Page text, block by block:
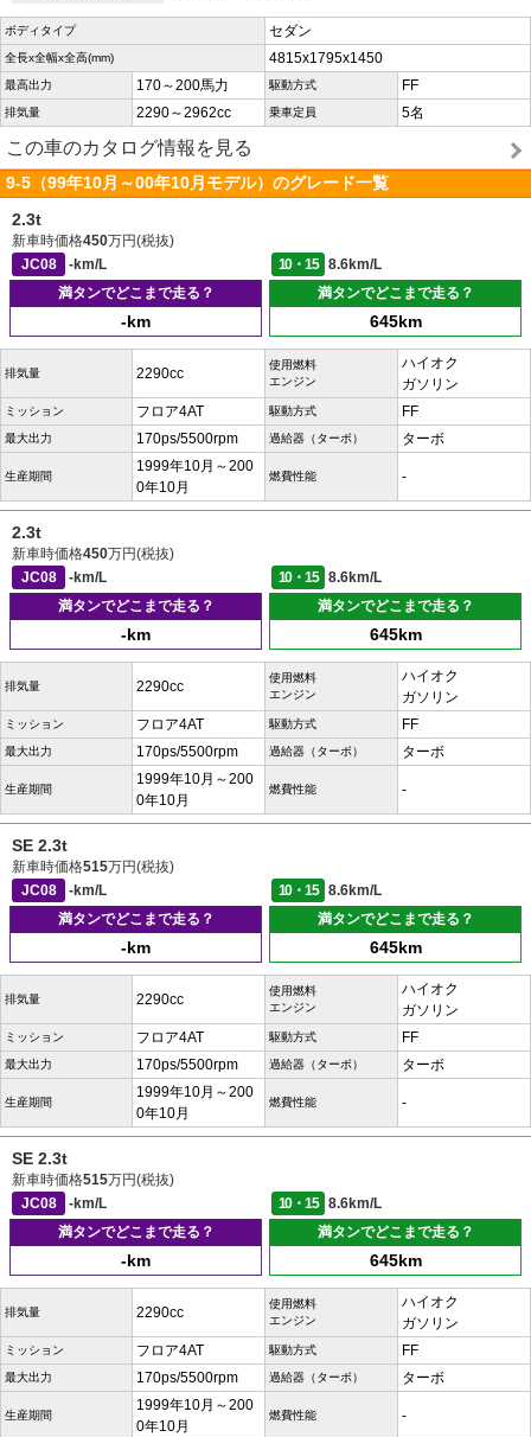
ボディタイプ セダン
全長x全幅x全高(mm) 4815x1795x1450
最高出力 170～200馬力 駆動方式 FF
排気量 2290～2962cc 乗車定員 5名
この車のカタログ情報を見る
9-5（99年10月～00年10月モデル）のグレード一覧
2.3t
新車時価格450万円(税抜)
JC08
-km/L 10・15
8.6km/L
満タンでどこまで走る？
-km
満タンでどこまで走る？
645km
排気量 2290cc
使用燃料
エンジン
ハイオク
ガソリン
ミッション フロア4AT 駆動方式 FF
最大出力 170ps/5500rpm 過給器（ターボ） ターボ
生産期間
1999年10月～200
0年10月
燃費性能 -
2.3t
新車時価格450万円(税抜)
JC08
-km/L 10・15
8.6km/L
満タンでどこまで走る？
-km
満タンでどこまで走る？
645km
排気量 2290cc
使用燃料
エンジン
ハイオク
ガソリン
ミッション フロア4AT 駆動方式 FF
最大出力 170ps/5500rpm 過給器（ターボ） ターボ
生産期間
1999年10月～200
0年10月
燃費性能 -
SE 2.3t
新車時価格515万円(税抜)
JC08
-km/L 10・15
8.6km/L
満タンでどこまで走る？
-km
満タンでどこまで走る？
645km
排気量 2290cc
使用燃料
エンジン
ハイオク
ガソリン
ミッション フロア4AT 駆動方式 FF
最大出力 170ps/5500rpm 過給器（ターボ） ターボ
生産期間
1999年10月～200
0年10月
燃費性能 -
SE 2.3t
新車時価格515万円(税抜)
JC08
-km/L 10・15
8.6km/L
満タンでどこまで走る？
-km
満タンでどこまで走る？
645km
排気量 2290cc
使用燃料
エンジン
ハイオク
ガソリン
ミッション フロア4AT 駆動方式 FF
最大出力 170ps/5500rpm 過給器（ターボ） ターボ
生産期間
1999年10月～200
0年10月
燃費性能 -